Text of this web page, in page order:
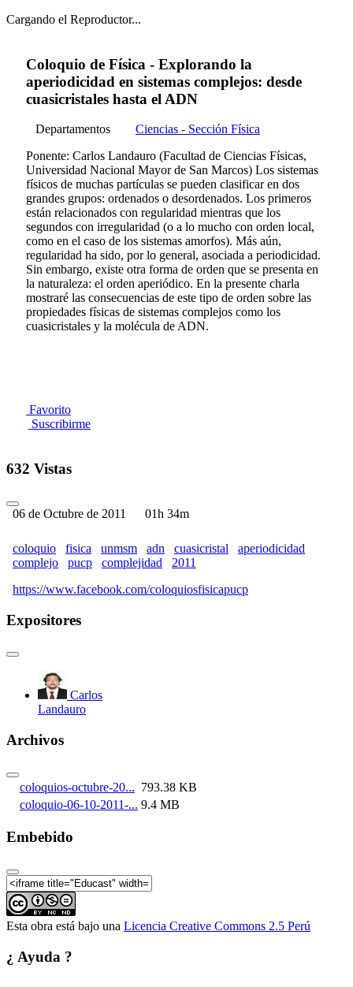
Cargando el Reproductor...
Coloquio de Física - Explorando la
aperiodicidad en sistemas complejos: desde
cuasicristales hasta el ADN
Departamentos
Ciencias - Sección Física
Ponente: Carlos Landauro (Facultad de Ciencias Físicas,
Universidad Nacional Mayor de San Marcos) Los sistemas
físicos de muchas partículas se pueden clasificar en dos
grandes grupos: ordenados o desordenados. Los primeros
están relacionados con regularidad mientras que los
segundos con irregularidad (o a lo mucho con orden local,
como en el caso de los sistemas amorfos). Más aún,
regularidad ha sido, por lo general, asociada a periodicidad.
Sin embargo, existe otra forma de orden que se presenta en
la naturaleza: el orden aperiódico. En la presente charla
mostraré las consecuencias de este tipo de orden sobre las
propiedades físicas de sistemas complejos como los
cuasicristales y la molécula de ADN.
Favorito
Suscribirme
632 Vistas
06 de Octubre de 2011 01h 34m
coloquio fisica unmsm adn cuasicristal
aperiodicidad
complejo
pucp complejidad
2011
https://www.facebook.com/coloquiosfisicapucp
Expositores
Carlos
Landauro
Archivos
coloquios-octubre-20... 793.38 KB
coloquio-06-10-2011-... 9.4 MB
Embebido
Esta obra está bajo una Licencia Creative Commons 2.5 Perú
¿ Ayuda ?